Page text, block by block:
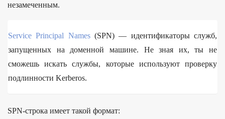
незамеченным.
Service Principal Names(SPN) — идентификаторы служб,
запущенных на доменной машине. Не зная их, ты не
сможешь искать службы, которые используют проверку
подлинности Kerberos.
SPN-строка имеет такой формат: